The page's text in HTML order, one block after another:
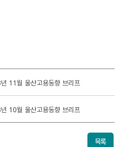
11월 울산고용동향 브리프
10월 울산고용동향 브리프
목록